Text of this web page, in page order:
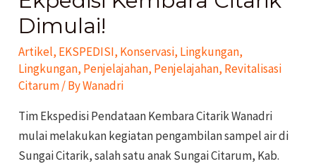
Dimulai!
Artikel, EKSPEDISI, Konservasi, Lingkungan,
Lingkungan, Penjelajahan, Penjelajahan, Revitalisasi
Citarum/ ByWanadri
Tim Ekspedisi Pendataan Kembara Citarik Wanadri
mulai melakukan kegiatan pengambilan sampel air di
Sungai Citarik, salah satu anak Sungai Citarum, Kab.
Dimulai!